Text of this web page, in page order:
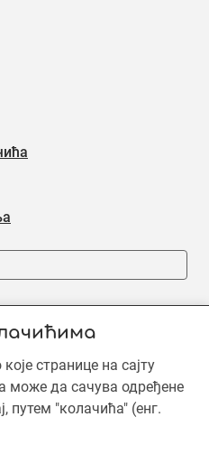
странице на сајту
може да сачува одређене
путем "колачића" (енг.
задржана. Садржај је
власништво је Тараба доо,
Неовлашћена употреба